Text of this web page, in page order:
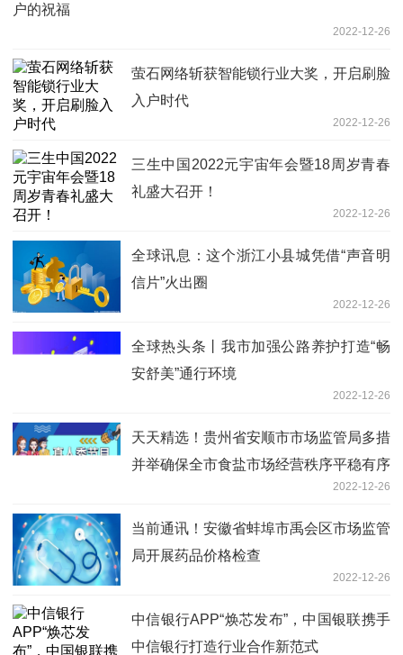
户的祝福
2022-12-26
萤石网络斩获智能锁行业大奖，开启刷脸
入户时代
2022-12-26
三生中国2022元宇宙年会暨18周岁青春
礼盛大召开！
2022-12-26
全球讯息：这个浙江小县城凭借“声音明
信片”火出圈
2022-12-26
全球热头条丨我市加强公路养护打造“畅
安舒美”通行环境
2022-12-26
天天精选！贵州省安顺市市场监管局多措
并举确保全市食盐市场经营秩序平稳有序
2022-12-26
当前通讯！安徽省蚌埠市禹会区市场监管
局开展药品价格检查
2022-12-26
中信银行APP“焕芯发布”，中国银联携手
中信银行打造行业合作新范式